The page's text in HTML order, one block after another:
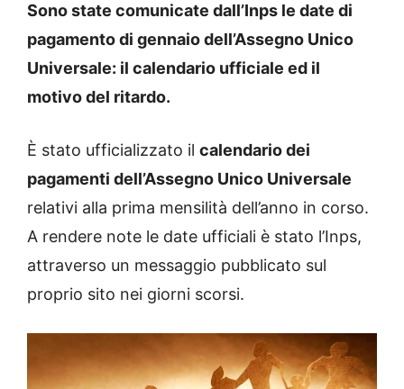
Sono state comunicate dall’Inps le date di
pagamento di gennaio dell’Assegno Unico
Universale: il calendario ufficiale ed il
motivo del ritardo.
È stato ufficializzato il calendario dei
pagamenti dell’Assegno Unico Universale
relativi alla prima mensilità dell’anno in corso.
A rendere note le date ufficiali è stato l’Inps,
attraverso un messaggio pubblicato sul
proprio sito nei giorni scorsi.